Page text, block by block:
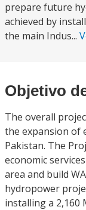
prepare future
achieved by
the main Indus...
Objetivo
The overall
the expansion of
Pakistan. The
economic
area and build
hydropower
installing a 2,160